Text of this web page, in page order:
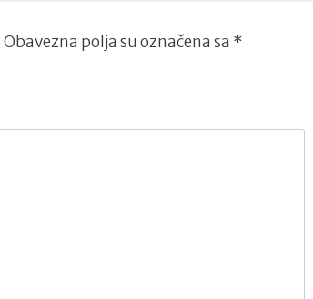
Obavezna polja su označena sa *